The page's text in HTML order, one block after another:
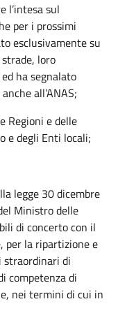
l’intesa sul
per i prossimi
esclusivamente su
loro
ha segnalato
all’ANAS;
Regioni e delle
e degli Enti locali;
legge 30 dicembre
Ministro delle
di concerto con il
per la ripartizione e
straordinari di
competenza di
nei termini di cui in